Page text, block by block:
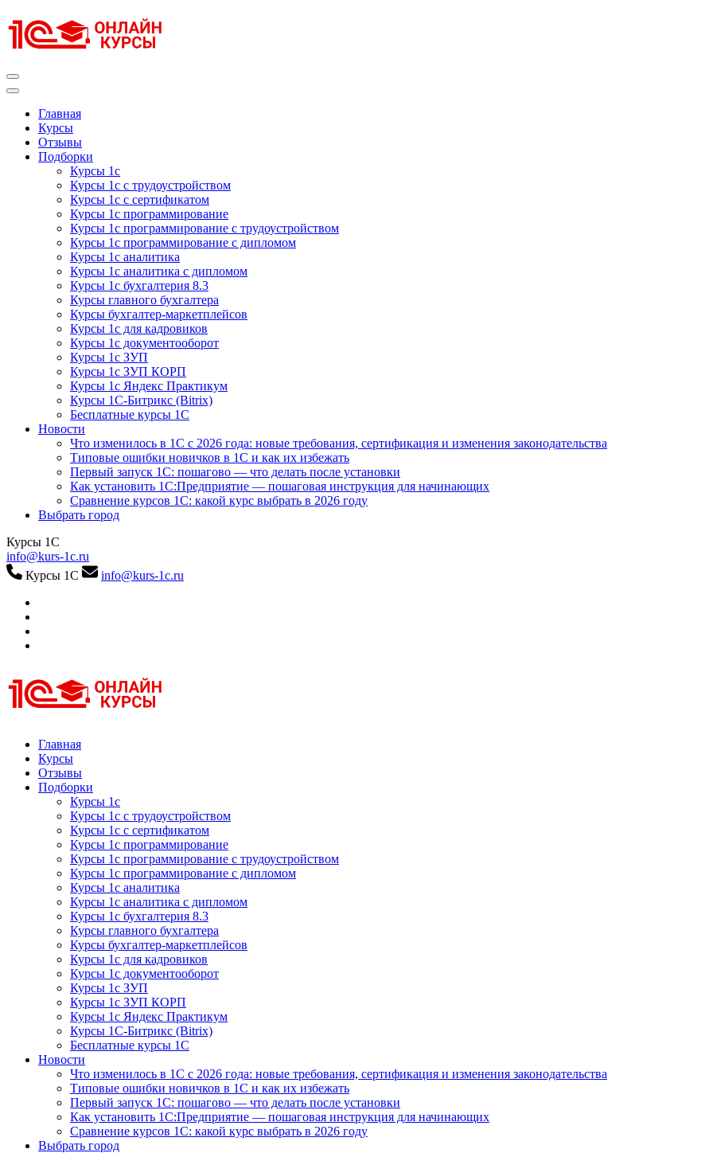
к
содержимому
Главная
Курсы
Отзывы
Подборки
Курсы 1с
Курсы 1с с трудоустройством
Курсы 1с с сертификатом
Курсы 1с программирование
Курсы 1с программирование с трудоустройством
Курсы 1с программирование с дипломом
Курсы 1с аналитика
Курсы 1с аналитика с дипломом
Курсы 1с бухгалтерия 8.3
Курсы главного бухгалтера
Курсы бухгалтер-маркетплейсов
Курсы 1с для кадровиков
Курсы 1с документооборот
Курсы 1с ЗУП
Курсы 1с ЗУП КОРП
Курсы 1с Яндекс Практикум
Курсы 1С-Битрикс (Bitrix)
Бесплатные курсы 1С
Новости
Что изменилось в 1С с 2026 года: новые требования, сертификация и изменения законодательства
Типовые ошибки новичков в 1С и как их избежать
Первый запуск 1С: пошагово — что делать после установки
Как установить 1С:Предприятие — пошаговая инструкция для начинающих
Сравнение курсов 1С: какой курс выбрать в 2026 году
Выбрать город
Курсы 1С
info@kurs-1c.ru
Курсы 1С
info@kurs-1c.ru
Курсы 1С
Курсы 1С официальная сертификация
Главная
Курсы
Отзывы
Подборки
Курсы 1с
Курсы 1с с трудоустройством
Курсы 1с с сертификатом
Курсы 1с программирование
Курсы 1с программирование с трудоустройством
Курсы 1с программирование с дипломом
Курсы 1с аналитика
Курсы 1с аналитика с дипломом
Курсы 1с бухгалтерия 8.3
Курсы главного бухгалтера
Курсы бухгалтер-маркетплейсов
Курсы 1с для кадровиков
Курсы 1с документооборот
Курсы 1с ЗУП
Курсы 1с ЗУП КОРП
Курсы 1с Яндекс Практикум
Курсы 1С-Битрикс (Bitrix)
Бесплатные курсы 1С
Новости
Что изменилось в 1С с 2026 года: новые требования, сертификация и изменения законодательства
Типовые ошибки новичков в 1С и как их избежать
Первый запуск 1С: пошагово — что делать после установки
Как установить 1С:Предприятие — пошаговая инструкция для начинающих
Сравнение курсов 1С: какой курс выбрать в 2026 году
Выбрать город